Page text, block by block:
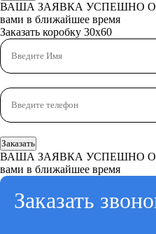
ВАША ЗАЯВКА УСПЕШНО
вами в ближайшее время
Заказать коробку 30x60
Заказать
ВАША ЗАЯВКА УСПЕШНО
вами в ближайшее время
Заказать